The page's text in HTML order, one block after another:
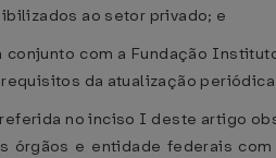
ao setor privado; e
com a Fundação
da atualização
no inciso I deste artigo
órgãos e entidade federais